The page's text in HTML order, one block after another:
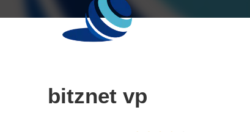
bitznet vp